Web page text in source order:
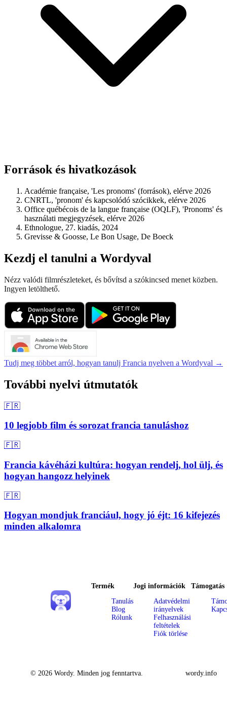
Források és hivatkozások
Académie française, 'Les pronoms' (források), elérve 2026
CNRTL, 'pronom' és kapcsolódó szócikkek, elérve 2026
Office québécois de la langue française (OQLF), 'Pronoms' és
használati megjegyzések, elérve 2026
Ethnologue, 27. kiadás, 2024
Grevisse & Goosse, Le Bon Usage, De Boeck
Kezdj el tanulni a Wordyval
Nézz valódi filmrészleteket, és bővítsd a szókincsed menet közben.
Ingyen letölthető.
Tudj meg többet arról, hogyan tanulj Francia nyelven a Wordyval →
További nyelvi útmutatók
🇫🇷
10 legjobb film és sorozat francia tanuláshoz
🇫🇷
Francia kávéházi kultúra: hogyan rendelj, hol ülj, és
hogyan hangozz helyinek
🇫🇷
Hogyan mondjuk franciául, hogy jó éjt: 16 kifejezés
minden alkalomra
Termék
Tanulás
Blog
Rólunk
Jogi információk
Adatvédelmi
irányelvek
Felhasználási
feltételek
Fiók törlése
Támogatás
© 2026 Wordy. Minden jog fenntartva. wordy.info